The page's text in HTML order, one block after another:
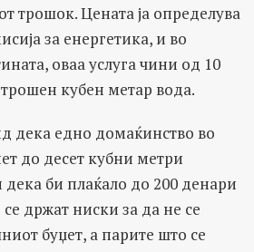
трошок. Цената ја определува
за енергетика, и во
оваа услуга чини од 10
кубен метар вода.
дека едно домаќинство во
до десет кубни метри
дека би плаќало до 200 денари
држат ниски за да не се
буџет, а парите што се